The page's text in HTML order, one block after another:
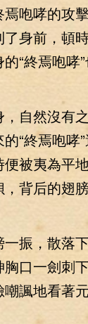
咆哮的攻
身前，頓
“終焉咆
然沒有之
“終焉咆哮
被夷為平
背后的翅
振，散落
口一劍刺
諷地看著